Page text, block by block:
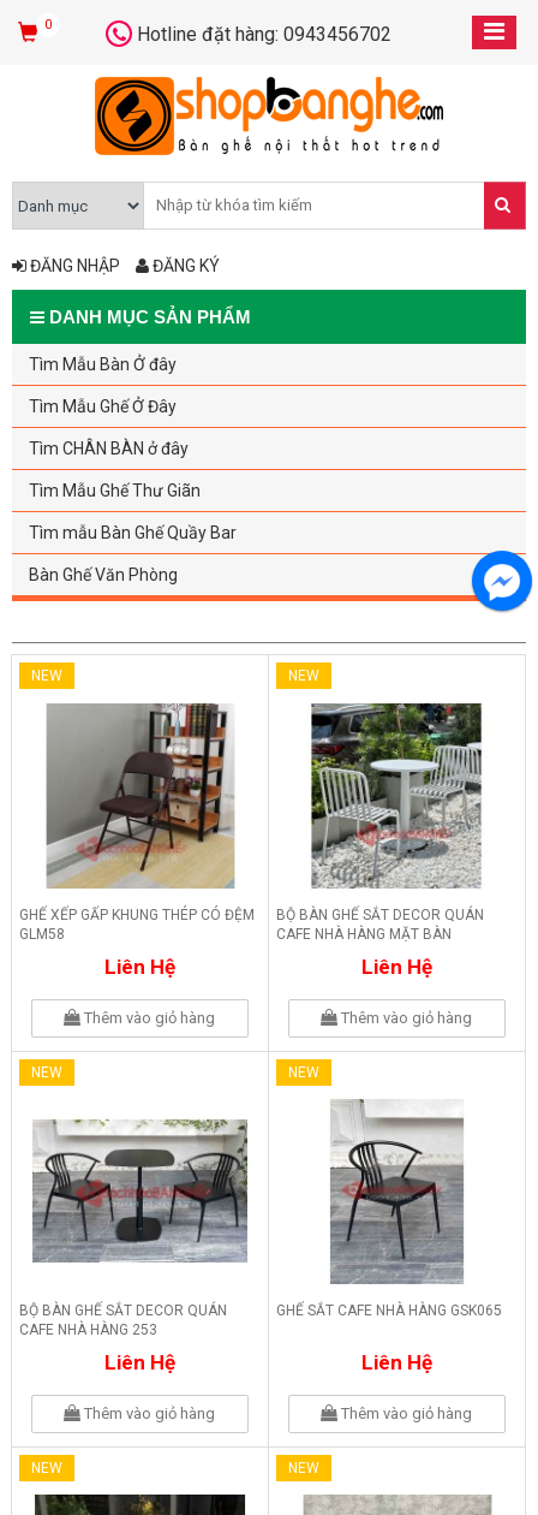
0 Hotline đặt hàng: 0943456702
ĐĂNG NHẬP ĐĂNG KÝ
DANH MỤC SẢN PHẨM
Tìm Mẫu Bàn Ở đây
Tìm Mẫu Ghế Ở Đây
Tìm CHÂN BÀN ở đây
Tìm Mẫu Ghế Thư Giãn
Tìm mẫu Bàn Ghế Quầy Bar
Bàn Ghế Văn Phòng
NEW
GHẾ XẾP GẤP KHUNG THÉP CÓ ĐỆM
GLM58
Liên Hệ
Thêm vào giỏ hàng
NEW
BỘ BÀN GHẾ SẮT DECOR QUÁN
CAFE NHÀ HÀNG MẶT BÀN
Liên Hệ
Thêm vào giỏ hàng
NEW
BỘ BÀN GHẾ SẮT DECOR QUÁN
CAFE NHÀ HÀNG 253
Liên Hệ
Thêm vào giỏ hàng
NEW
GHẾ SẮT CAFE NHÀ HÀNG GSK065
Liên Hệ
Thêm vào giỏ hàng
NEW NEW